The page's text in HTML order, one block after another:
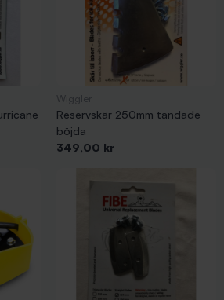
Reservskär 250mm tandade
böjda
Pris
349,00 kr